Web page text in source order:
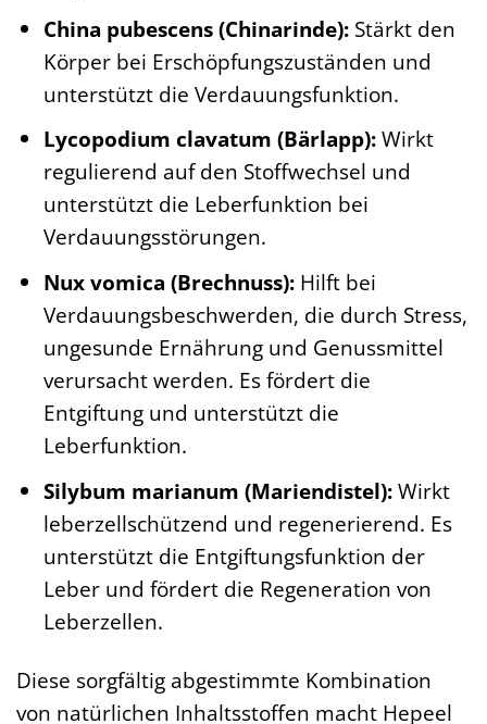
China pubescens (Chinarinde):Stärkt den
Körper bei Erschöpfungszuständen und
unterstützt die Verdauungsfunktion.
Lycopodium clavatum (Bärlapp):Wirkt
regulierend auf den Stoffwechsel und
unterstützt die Leberfunktion bei
Verdauungsstörungen.
Nux vomica (Brechnuss):Hilft bei
Verdauungsbeschwerden, die durch Stress,
ungesunde Ernährung und Genussmittel
verursacht werden. Es fördert die
Entgiftung und unterstützt die
Leberfunktion.
Silybum marianum (Mariendistel):Wirkt
leberzellschützend und regenerierend. Es
unterstützt die Entgiftungsfunktion der
Leber und fördert die Regeneration von
Leberzellen.
Diese sorgfältig abgestimmte Kombination
von natürlichen Inhaltsstoffen macht Hepeel